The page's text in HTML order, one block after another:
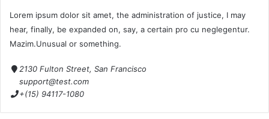
Lorem ipsum dolor sit amet, the administration of justice, I may
hear, finally, be expanded on, say, a certain pro cu neglegentur.
Mazim.Unusual or something.
2130 Fulton Street, San Francisco
support@test.com
+(15) 94117-1080